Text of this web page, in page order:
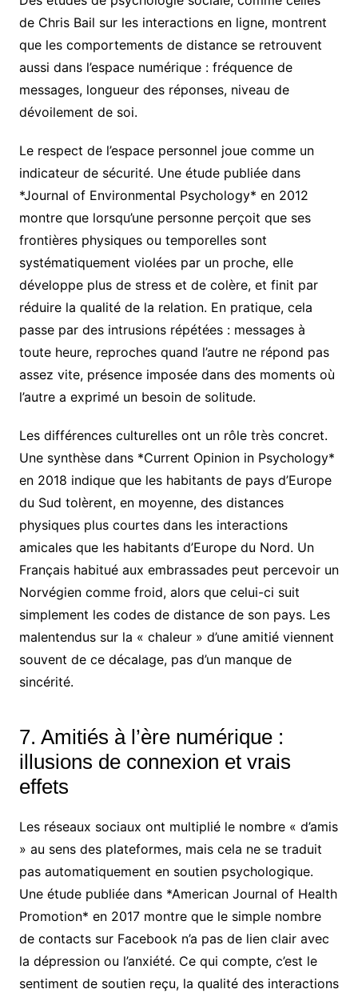
de Chris Bail sur les interactions en ligne, montrent
que les comportements de distance se retrouvent
aussi dans l’espace numérique : fréquence de
messages, longueur des réponses, niveau de
dévoilement de soi.
Le respect de l’espace personnel joue comme un
indicateur de sécurité. Une étude publiée dans
*Journal of Environmental Psychology* en 2012
montre que lorsqu’une personne perçoit que ses
frontières physiques ou temporelles sont
systématiquement violées par un proche, elle
développe plus de stress et de colère, et finit par
réduire la qualité de la relation. En pratique, cela
passe par des intrusions répétées : messages à
toute heure, reproches quand l’autre ne répond pas
assez vite, présence imposée dans des moments où
l’autre a exprimé un besoin de solitude.
Les différences culturelles ont un rôle très concret.
Une synthèse dans *Current Opinion in Psychology*
en 2018 indique que les habitants de pays d’Europe
du Sud tolèrent, en moyenne, des distances
physiques plus courtes dans les interactions
amicales que les habitants d’Europe du Nord. Un
Français habitué aux embrassades peut percevoir un
Norvégien comme froid, alors que celui-ci suit
simplement les codes de distance de son pays. Les
malentendus sur la « chaleur » d’une amitié viennent
souvent de ce décalage, pas d’un manque de
sincérité.
7. Amitiés à l’ère numérique :
illusions de connexion et vrais
effets
Les réseaux sociaux ont multiplié le nombre « d’amis
» au sens des plateformes, mais cela ne se traduit
pas automatiquement en soutien psychologique.
Une étude publiée dans *American Journal of Health
Promotion* en 2017 montre que le simple nombre
de contacts sur Facebook n’a pas de lien clair avec
la dépression ou l’anxiété. Ce qui compte, c’est le
sentiment de soutien reçu, la qualité des interactions